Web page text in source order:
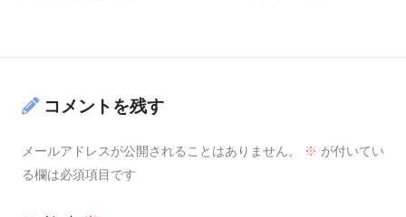
コメントを残す
メールアドレスが公開されることはありません。 ※ が付いてい
る欄は必須項目です